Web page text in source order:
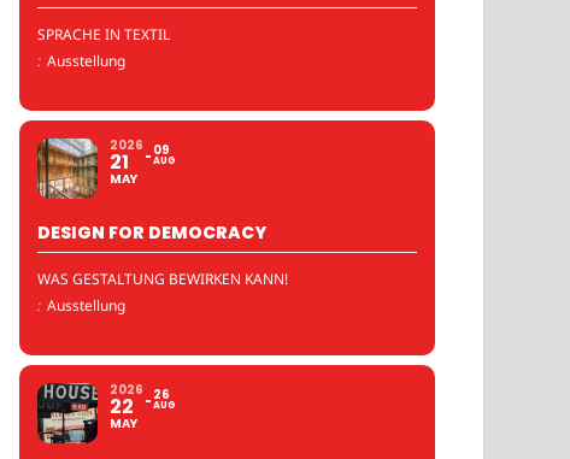
SPRACHE IN TEXTIL
: Ausstellung
2026
21
MAY
09
AUG
DESIGN FOR DEMOCRACY
WAS GESTALTUNG BEWIRKEN KANN!
: Ausstellung
2026
22
MAY
26
AUG